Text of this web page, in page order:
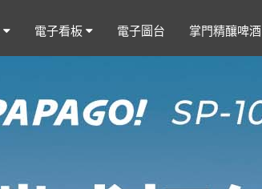
電子看板 電子圖台 掌門精釀啤酒